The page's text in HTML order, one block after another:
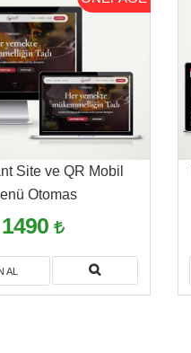
Site ve QR Mobil
Otomas
1490
AL